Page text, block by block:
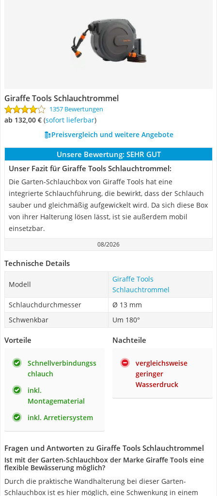
Giraffe Tools Schlauchtrommel
1357 Bewertungen
ab 132,00 € ( Sofort lieferbar)
Preisvergleich und weitere Angebote
Unsere Bewertung: SEHR GUT
Unser Fazit für Giraffe Tools Schlauchtrommel:
Die Garten-Schlauchbox von Giraffe Tools hat eine
integrierte Schlauchführung, die bewirkt, dass der Schlauch
sauber und gleichmäßig aufgewickelt wird. Da sich diese Box
von ihrer Halterung lösen lässt, ist sie außerdem mobil
einsetzbar.
08/2026
Technische Details
Modell
Giraffe Tools
Schlauchtrommel
Schlauchdurchmesser
Ø 13 mm
Schwenkbar
Um 180°
Vorteile
Schnellverbindungss
chlauch
inkl.
Montagematerial
inkl. Arretiersystem
Nachteile
vergleichsweise
geringer
Wasserdruck
Fragen und Antworten zu Giraffe Tools Schlauchtrommel
Ist mit der Garten-Schlauchbox der Marke Giraffe Tools eine
flexible Bewässerung möglich?
Durch die praktische Wandhalterung bei dieser Garten-
Schlauchbox ist es hier möglich, eine Schwenkung in einem